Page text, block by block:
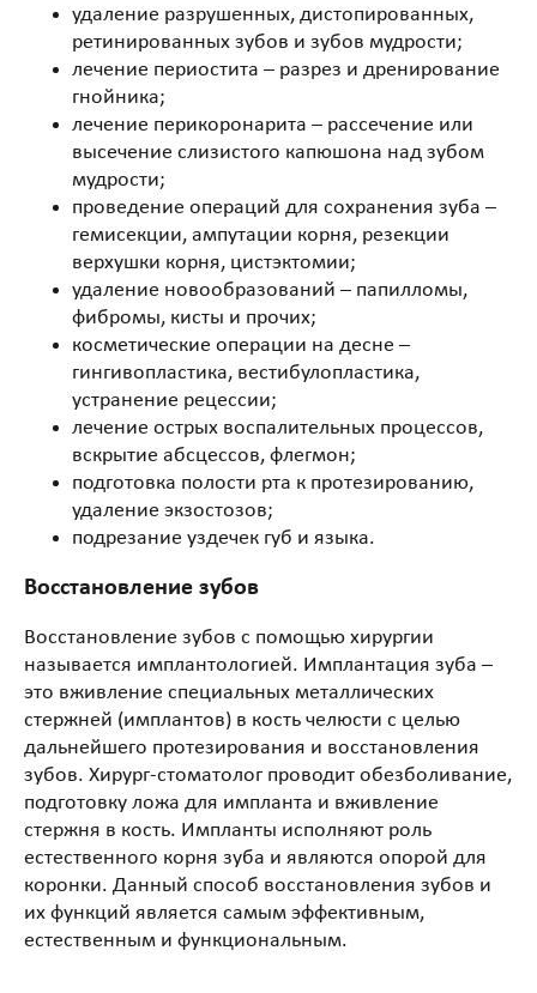
удаление разрушенных, дистопированных,
ретинированных зубов и зубов мудрости;
лечение периостита – разрез и дренирование
гнойника;
лечение перикоронарита – рассечение или
высечение слизистого капюшона над зубом
мудрости;
проведение операций для сохранения зуба –
гемисекции, ампутации корня, резекции
верхушки корня, цистэктомии;
удаление новообразований – папилломы,
фибромы, кисты и прочих;
косметические операции на десне –
гингивопластика, вестибулопластика,
устранение рецессии;
лечение острых воспалительных процессов,
вскрытие абсцессов, флегмон;
подготовка полости рта к протезированию,
удаление экзостозов;
подрезание уздечек губ и языка.
Восстановление зубов
Восстановление зубов с помощью хирургии
называется имплантологией. Имплантация зуба –
это вживление специальных металлических
стержней (имплантов) в кость челюсти с целью
дальнейшего протезирования и восстановления
зубов. Хирург-стоматолог проводит обезболивание,
подготовку ложа для импланта и вживление
стержня в кость. Импланты исполняют роль
естественного корня зуба и являются опорой для
коронки. Данный способ восстановления зубов и
их функций является самым эффективным,
естественным и функциональным.